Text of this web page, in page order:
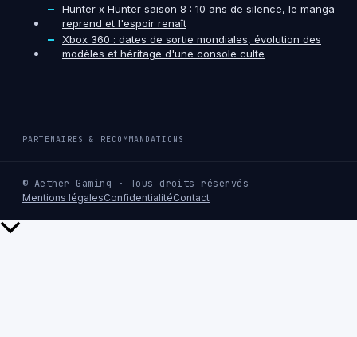
Hunter x Hunter saison 8 : 10 ans de silence, le manga
reprend et l'espoir renaît
Xbox 360 : dates de sortie mondiales, évolution des
modèles et héritage d'une console culte
PARTENAIRES & RECOMMANDATIONS
© Aether Gaming · Tous droits réservés
Mentions légalesConfidentialitéContact